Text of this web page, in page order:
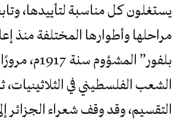
يستغلون كل مناسبة لتأييدها،
مراحلها وأطوارها المختلفة منذ
بلفور” المشؤوم
الشعب الفلسطيني في الثلاثينيات،
التقسيم، وقد وقف شعراء الجزائر